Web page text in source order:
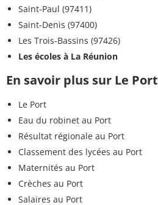
Saint-Paul (97411)
Saint-Denis (97400)
Les Trois-Bassins (97426)
Les écoles à La Réunion
En savoir plus sur Le Port
Le Port
Eau du robinet au Port
Résultat régionale au Port
Classement des lycées au Port
Maternités au Port
Crèches au Port
Salaires au Port